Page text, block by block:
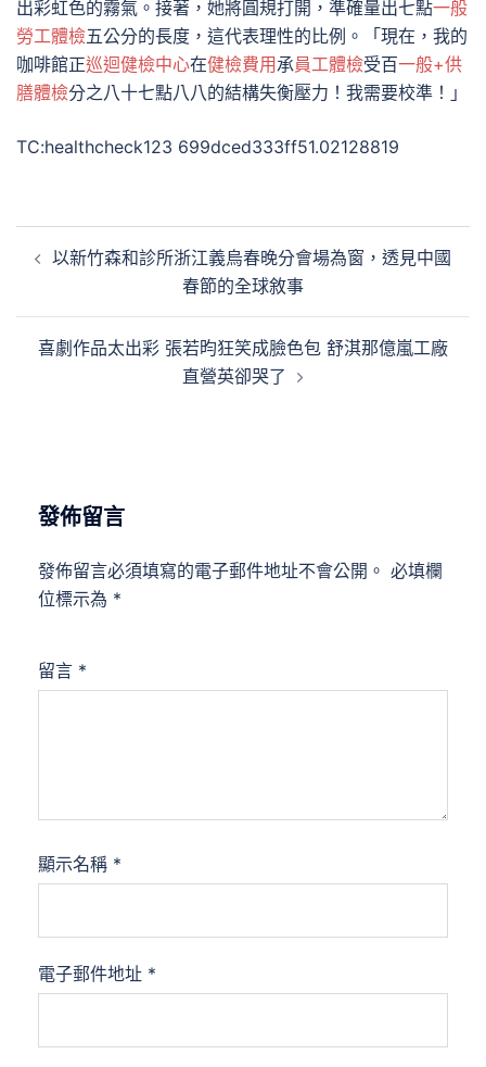
出彩虹色的霧氣。接著，她將圓規打開，準確量出七點一般
勞工體檢五公分的長度，這代表理性的比例。「現在，我的
咖啡館正巡迴健檢中心在健檢費用承員工體檢受百一般+供
膳體檢分之八十七點八八的結構失衡壓力！我需要校準！」
TC:healthcheck123 699dced333ff51.02128819
章 以新竹森和診所浙江義烏春晚分會場為窗，透見中國
春節的全球敘事
喜劇作品太出彩 張若昀狂笑成臉色包 舒淇那億嵐工廠
直營英卻哭了
發佈留言
發佈留言必須填寫的電子郵件地址不會公開。 必填欄
位標示為 *
留言 *
顯示名稱 *
電子郵件地址 *